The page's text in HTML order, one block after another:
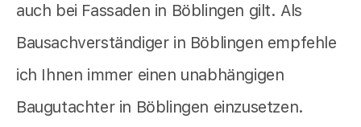
auch bei Fassaden in Böblingen gilt. Als
Bausachverständiger in Böblingen empfehle
ich Ihnen immer einen unabhängigen
Baugutachter in Böblingen einzusetzen.